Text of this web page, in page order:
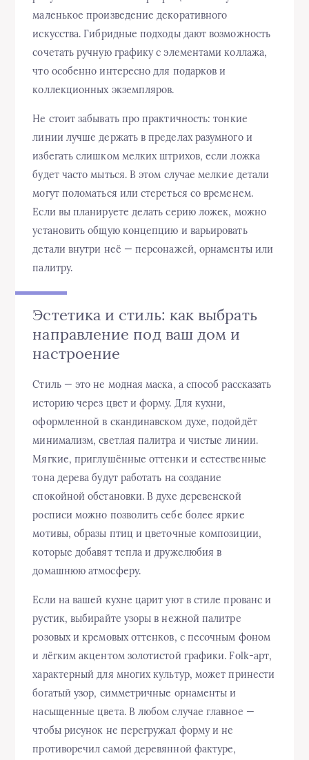
маленькое произведение декоративного
искусства. Гибридные подходы дают возможность
сочетать ручную графику с элементами коллажа,
что особенно интересно для подарков и
коллекционных экземпляров.
Не стоит забывать про практичность: тонкие
линии лучше держать в пределах разумного и
избегать слишком мелких штрихов, если ложка
будет часто мыться. В этом случае мелкие детали
могут поломаться или стереться со временем.
Если вы планируете делать серию ложек, можно
установить общую концепцию и варьировать
детали внутри неё — персонажей, орнаменты или
палитру.
Эстетика и стиль: как выбрать
направление под ваш дом и
настроение
Стиль — это не модная маска, а способ рассказать
историю через цвет и форму. Для кухни,
оформленной в скандинавском духе, подойдёт
минимализм, светлая палитра и чистые линии.
Мягкие, приглушённые оттенки и естественные
тона дерева будут работать на создание
спокойной обстановки. В духе деревенской
росписи можно позволить себе более яркие
мотивы, образы птиц и цветочные композиции,
которые добавят тепла и дружелюбия в
домашнюю атмосферу.
Если на вашей кухне царит уют в стиле прованс и
рустик, выбирайте узоры в нежной палитре
розовых и кремовых оттенков, с песочным фоном
и лёгким акцентом золотистой графики. Folk-арт,
характерный для многих культур, может принести
богатый узор, симметричные орнаменты и
насыщенные цвета. В любом случае главное —
чтобы рисунок не перегружал форму и не
противоречил самой деревянной фактуре,